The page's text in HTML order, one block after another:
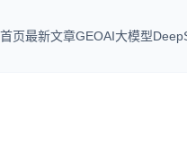
首页最新文章GEOAI大模型